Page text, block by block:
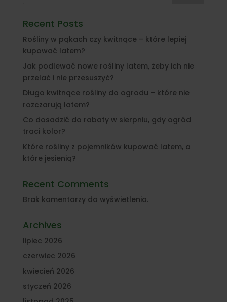
Recent Posts
Rośliny w pąkach czy kwitnące – które lepiej
kupować latem?
Jak podlewać nowe rośliny latem, żeby ich nie
przelać i nie przesuszyć?
Długo kwitnące rośliny do ogrodu – które nie
rozczarują latem?
Co dosadzić do rabaty w sierpniu, gdy ogród
traci kolor?
Które rośliny z pojemników kupować latem, a
które jesienią?
Recent Comments
Brak komentarzy do wyświetlenia.
Archives
lipiec 2026
czerwiec 2026
kwiecień 2026
styczeń 2026